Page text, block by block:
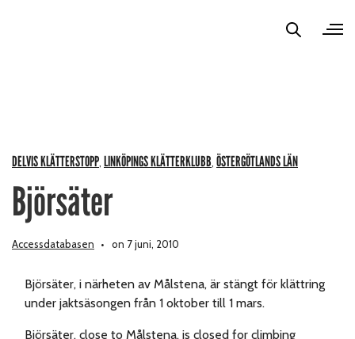
DELVIS KLÄTTERSTOPP, LINKÖPINGS KLÄTTERKLUBB, ÖSTERGÖTLANDS LÄN
Björsäter
Accessdatabasen on 7 juni, 2010
Björsäter, i närheten av Målstena, är stängt för klättring
under jaktsäsongen från 1 oktober till 1 mars.
Björsäter, close to Målstena, is closed for climbing